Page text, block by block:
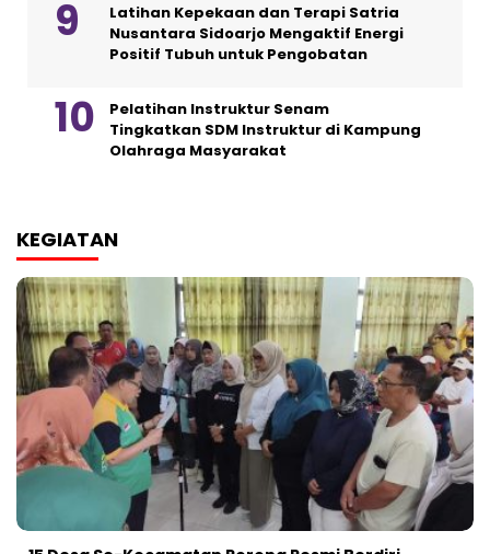
Latihan Kepekaan dan Terapi Satria
Nusantara Sidoarjo Mengaktif Energi
Positif Tubuh untuk Pengobatan
Pelatihan Instruktur Senam
Tingkatkan SDM Instruktur di Kampung
Olahraga Masyarakat
KEGIATAN